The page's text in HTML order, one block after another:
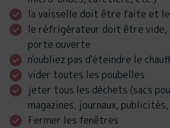
la vaisselle doit être faite et
le réfrigérateur doit être
porte ouverte
n'oubliez pas d'éteindre le
vider toutes les poubelles
jeter tous les déchets (sacs
magazines, journaux,
Fermer les fenêtres